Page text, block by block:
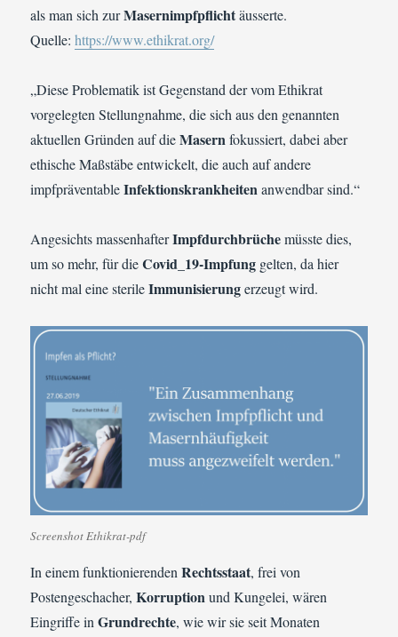
als man sich zurMasernimpfpflichtäusserte.
Quelle:https://www.ethikrat.org/
„Diese Problematik ist Gegenstand der vom Ethikrat
vorgelegten Stellungnahme, die sich aus den genannten
aktuellen Gründen auf dieMasern fokussiert, dabei aber
ethische Maßstäbe entwickelt, die auch auf andere
impfpräventableInfektionskrankheiten anwendbar sind.“
Angesichts massenhafterImpfdurchbrüchemüsste dies,
um so mehr, für dieCovid_19-Impfung gelten, da hier
nicht mal eine sterileImmunisierungerzeugt wird.
Screenshot Ethikrat-pdf
In einem funktionierendenRechtsstaat, frei von
Postengeschacher,Korruptionund Kungelei, wären
Eingriffe inGrundrechte, wie wir sie seit Monaten